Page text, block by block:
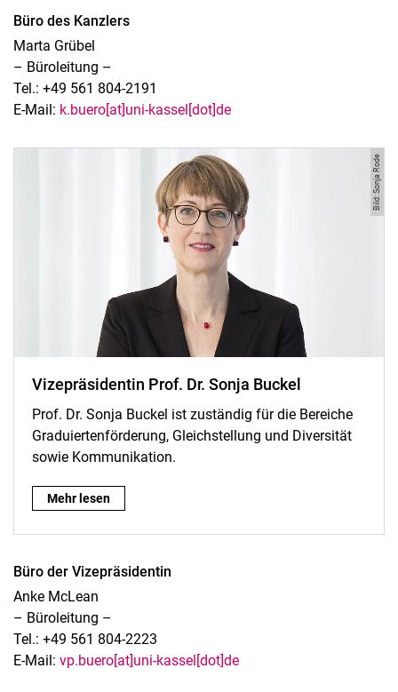
Büro des Kanzlers
Marta Grübel
– Büroleitung –
Tel.: +49 561 804-2191
E-Mail: k.buero[at]uni-kassel[dot]de
Bild: Sonja Rode
Vizepräsidentin Prof. Dr. Sonja Buckel
Prof. Dr. Sonja Buckel ist zuständig für die Bereiche
Graduiertenförderung, Gleichstellung und Diversität
sowie Kommunikation.
Vizepräsidentin Prof. Dr. Sonja Buckel:
Mehr lesen
Büro der Vizepräsidentin
Anke McLean
– Büroleitung –
Tel.: +49 561 804-2223
E-Mail: vp.buero[at]uni-kassel[dot]de